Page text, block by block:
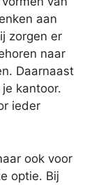
aan
zorgen er
naar
Daarnaast
kantoor.
ieder
ook voor
optie. Bij